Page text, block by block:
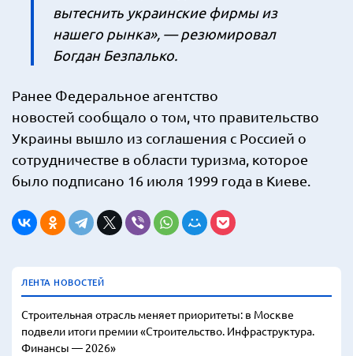
вытеснить украинские фирмы из
нашего рынка», — резюмировал
Богдан Безпалько.
Ранее Федеральное агентство
новостей сообщало о том, что правительство
Украины вышло из соглашения с Россией о
сотрудничестве в области туризма, которое
было подписано 16 июля 1999 года в Киеве.
ЛЕНТА НОВОСТЕЙ
Строительная отрасль меняет приоритеты: в Москве
подвели итоги премии «Строительство. Инфраструктура.
Финансы — 2026»